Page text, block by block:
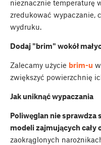
nieznacznie temperaturę
zredukować wypaczanie,
wydruku.
Dodaj "brim" wokół
Zalecamy użycie brim-u
zwiększyć powierzchnię
Jak uniknąć wypaczania
Poliwęglan nie sprawdza
modeli zajmujących cały
zaokrąglonych